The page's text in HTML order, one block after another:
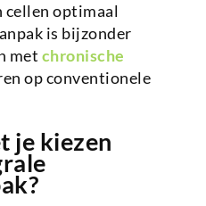
cellen optimaal
is bijzonder
met chronische
op conventionele
je kiezen